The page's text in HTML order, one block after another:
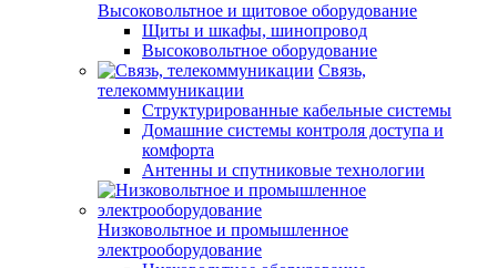
Высоковольтное и щитовое оборудование
Щиты и шкафы, шинопровод
Высоковольтное оборудование
Связь,
телекоммуникации
Структурированные кабельные системы
Домашние системы контроля доступа и
комфорта
Антенны и спутниковые технологии
Низковольтное и промышленное
электрооборудование